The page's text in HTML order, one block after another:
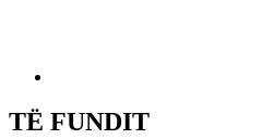
TË FUNDIT